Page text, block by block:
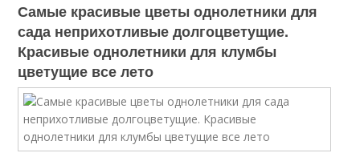
Самые красивые цветы однолетники для
сада неприхотливые долгоцветущие.
Красивые однолетники для клумбы
цветущие все лето